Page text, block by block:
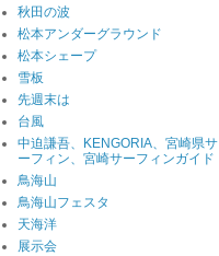
秋田の波
松本アンダーグラウンド
松本シェープ
雪板
先週末は
台風
中迫謙吾、KENGORIA、宮崎県サ
ーフィン、宮崎サーフィンガイド
鳥海山
鳥海山フェスタ
天海洋
展示会